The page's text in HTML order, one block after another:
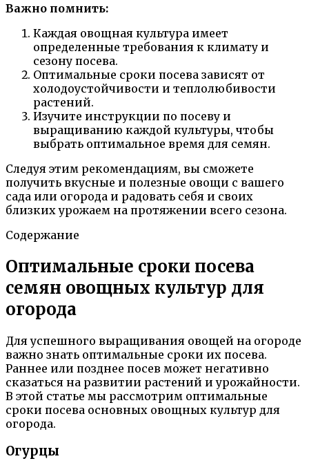
Важно помнить:
Каждая овощная культура имеет
определенные требования к климату и
сезону посева.
Оптимальные сроки посева зависят от
холодоустойчивости и теплолюбивости
растений.
Изучите инструкции по посеву и
выращиванию каждой культуры, чтобы
выбрать оптимальное время для семян.
Следуя этим рекомендациям, вы сможете
получить вкусные и полезные овощи с вашего
сада или огорода и радовать себя и своих
близких урожаем на протяжении всего сезона.
Содержание
Оптимальные сроки посева
семян овощных культур для
огорода
Для успешного выращивания овощей на огороде
важно знать оптимальные сроки их посева.
Раннее или позднее посев может негативно
сказаться на развитии растений и урожайности.
В этой статье мы рассмотрим оптимальные
сроки посева основных овощных культур для
огорода.
Огурцы